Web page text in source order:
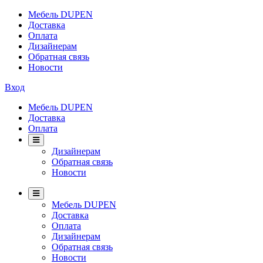
Мебель DUPEN
Доставка
Оплата
Дизайнерам
Обратная связь
Новости
Вход
Мебель DUPEN
Доставка
Оплата
Дизайнерам
Обратная связь
Новости
Мебель DUPEN
Доставка
Оплата
Дизайнерам
Обратная связь
Новости